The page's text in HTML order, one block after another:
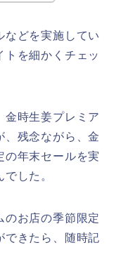
などを実施してい
トを細かくチェッ
金時生姜プレミア
、残念ながら、金
の年末セールを実
した。
のお店の季節限定
できたら、随時記